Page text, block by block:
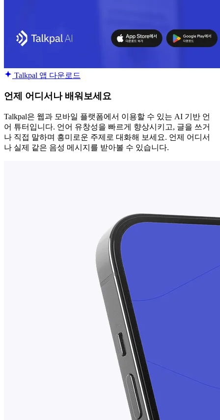
Talkpal 앱 다운로드
언제 어디서나 배워보세요
Talkpal은 웹과 모바일 플랫폼에서 이용할 수 있는 AI 기반 언
어 튜터입니다. 언어 유창성을 빠르게 향상시키고, 글을 쓰거
나 직접 말하며 흥미로운 주제로 대화해 보세요. 언제 어디서
나 실제 같은 음성 메시지를 받아볼 수 있습니다.